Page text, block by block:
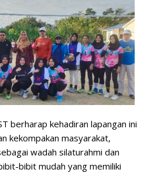
berharap kehadiran lapangan ini
kekompakan masyarakat,
wadah silaturahmi dan
bibit mudah yang memiliki